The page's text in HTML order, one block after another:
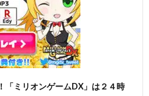
「ミリオンゲームDX」は２４時